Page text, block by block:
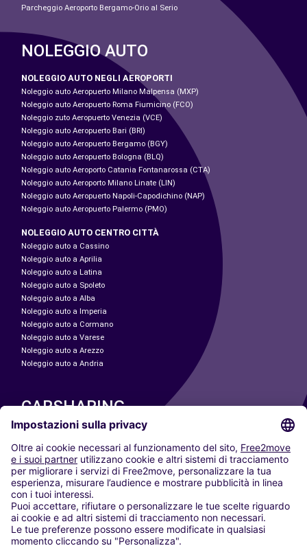
Parcheggio Aeroporto Bergamo-Orio al Serio
NOLEGGIO AUTO
NOLEGGIO AUTO NEGLI AEROPORTI
Noleggio auto Aeropuerto Milano Malpensa (MXP)
Noleggio auto Aeropuerto Roma Fiumicino (FCO)
Noleggio zuto Aeropuerto Venezia (VCE)
Noleggio auto Aeropuerto Bari (BRI)
Noleggio auto Aeropuerto Bergamo (BGY)
Noleggio auto Aeropuerto Bologna (BLQ)
Noleggio auto Aeroporto Catania Fontanarossa (CTA)
Noleggio auto Aeroporto Milano Linate (LIN)
Noleggio auto Aeropuerto Napoli-Capodichino (NAP)
Noleggio auto Aeropuerto Palermo (PMO)
NOLEGGIO AUTO CENTRO CITTÀ
Noleggio auto a Cassino
Noleggio auto a Aprilia
Noleggio auto a Latina
Noleggio auto a Spoleto
Noleggio auto a Alba
Noleggio auto a Imperia
Noleggio auto a Cormano
Noleggio auto a Varese
Noleggio auto a Arezzo
Noleggio auto a Andria
CARSHARING
LE NOSTRE CITTÀ
Paris
Madrid
Washington DC
Milano
Roma
Torino
Vienna
Berlino